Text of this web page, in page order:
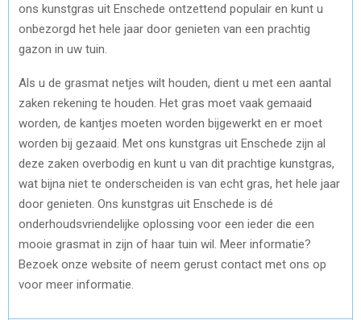
ons kunstgras uit Enschede ontzettend populair en kunt u
onbezorgd het hele jaar door genieten van een prachtig
gazon in uw tuin.
Als u de grasmat netjes wilt houden, dient u met een aantal
zaken rekening te houden. Het gras moet vaak gemaaid
worden, de kantjes moeten worden bijgewerkt en er moet
worden bij gezaaid. Met ons kunstgras uit Enschede zijn al
deze zaken overbodig en kunt u van dit prachtige kunstgras,
wat bijna niet te onderscheiden is van echt gras, het hele jaar
door genieten. Ons kunstgras uit Enschede is dé
onderhoudsvriendelijke oplossing voor een ieder die een
mooie grasmat in zijn of haar tuin wil. Meer informatie?
Bezoek onze website of neem gerust contact met ons op
voor meer informatie.